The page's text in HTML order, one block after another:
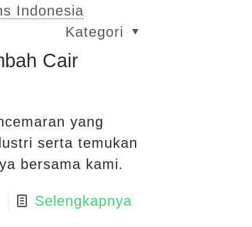
Indonesia
Kategori
Cair
yang
serta temukan
bersama kami.
Selengkapnya